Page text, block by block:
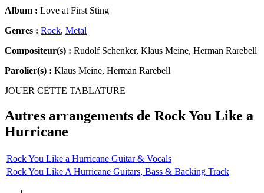
Album : Love at First Sting
Genres : Rock, Metal
Compositeur(s) : Rudolf Schenker, Klaus Meine, Herman Rarebell
Parolier(s) : Klaus Meine, Herman Rarebell
JOUER CETTE TABLATURE
Autres arrangements de Rock You Like a
Hurricane
Rock You Like a Hurricane Guitar & Vocals
Rock You Like A Hurricane Guitars, Bass & Backing Track